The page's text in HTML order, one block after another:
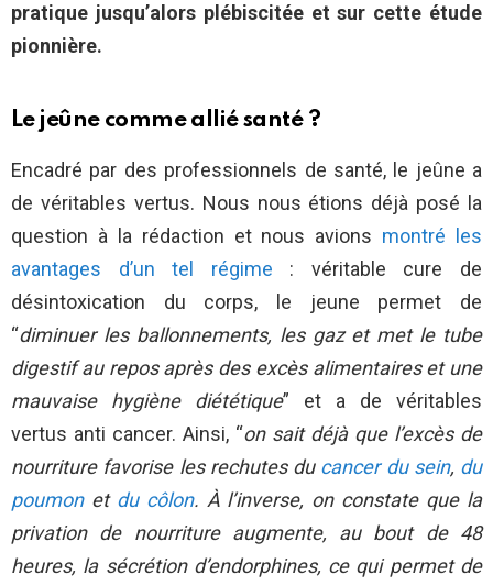
pratique jusqu’alors plébiscitée et sur cette étude
pionnière.
Le jeûne comme allié santé ?
Encadré par des professionnels de santé, le jeûne a
de véritables vertus. Nous nous étions déjà posé la
question à la rédaction et nous avions montré les
avantages d’un tel régime : véritable cure de
désintoxication du corps, le jeune permet de
“diminuer les ballonnements, les gaz et met le tube
digestif au repos après des excès alimentaires et une
mauvaise hygiène diététique” et a de véritables
vertus anti cancer. Ainsi, “on sait déjà que l’excès de
nourriture favorise les rechutes du cancer du sein, du
poumonet du côlon. À l’inverse, on constate que la
privation de nourriture augmente, au bout de 48
heures, la sécrétion d’endorphines, ce qui permet de